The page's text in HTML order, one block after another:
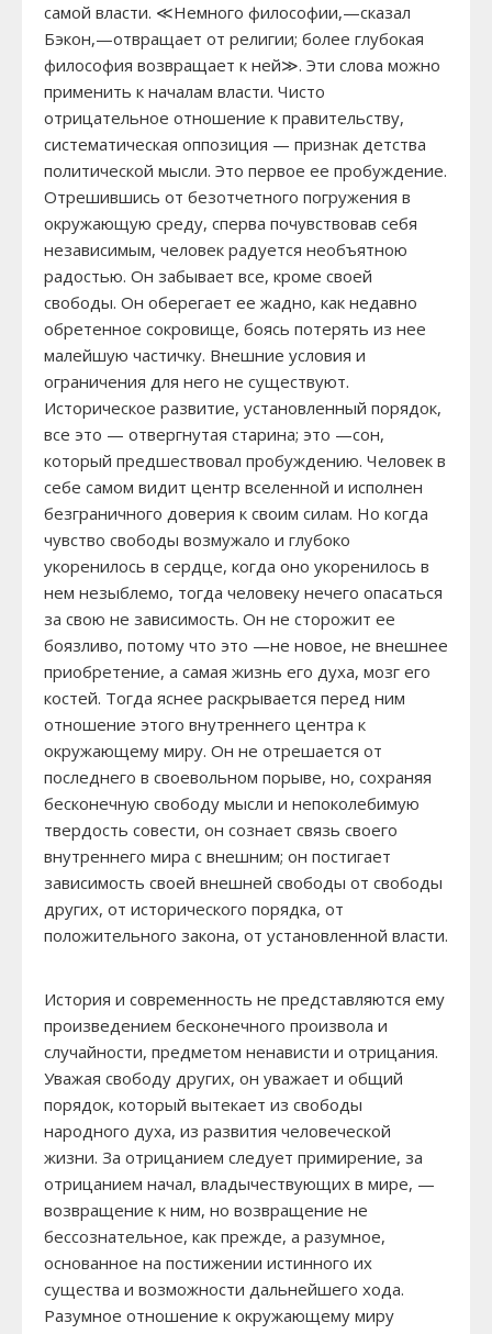
самой власти. ≪Немного философии,—сказал
Бэкон,—отвращает от религии; более глубокая
философия возвращает к ней≫. Эти слова можно
применить к началам власти. Чисто
отрицательное отношение к правительству,
систематическая оппозиция — признак детства
политической мысли. Это первое ее пробуждение.
Отрешившись от безотчетного погружения в
окружающую среду, сперва почувствовав себя
независимым, человек радуется необъятною
радостью. Он забывает все, кроме своей
свободы. Он оберегает ее жадно, как недавно
обретенное сокровище, боясь потерять из нее
малейшую частичку. Внешние условия и
ограничения для него не существуют.
Историческое развитие, установленный порядок,
все это — отвергнутая старина; это —сон,
который предшествовал пробуждению. Человек в
себе самом видит центр вселенной и исполнен
безграничного доверия к своим силам. Но когда
чувство свободы возмужало и глубоко
укоренилось в сердце, когда оно укоренилось в
нем незыблемо, тогда человеку нечего опасаться
за свою не зависимость. Он не сторожит ее
боязливо, потому что это —не новое, не внешнее
приобретение, а самая жизнь его духа, мозг его
костей. Тогда яснее раскрывается перед ним
отношение этого внутреннего центра к
окружающему миру. Он не отрешается от
последнего в своевольном порыве, но, сохраняя
бесконечную свободу мысли и непоколебимую
твердость совести, он сознает связь своего
внутреннего мира с внешним; он постигает
зависимость своей внешней свободы от свободы
других, от исторического порядка, от
положительного закона, от установленной власти.
История и современность не представляются ему
произведением бесконечного произвола и
случайности, предметом ненависти и отрицания.
Уважая свободу других, он уважает и общий
порядок, который вытекает из свободы
народного духа, из развития человеческой
жизни. За отрицанием следует примирение, за
отрицанием начал, владычествующих в мире, —
возвращение к ним, но возвращение не
бессознательное, как прежде, а разумное,
основанное на постижении истинного их
существа и возможности дальнейшего хода.
Разумное отношение к окружающему миру